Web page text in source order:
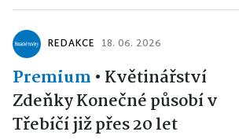
REDAKCE 18. 06. 2026
Premium • Květinářství
Zdeňky Konečné působí v
Třebíčí již přes 20 let